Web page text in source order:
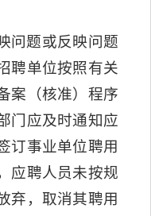
问题或反映问题
聘单位按照有关
案（核准）程序
门应及时通知应
订事业单位聘用
应聘人员未按规
弃，取消其聘用